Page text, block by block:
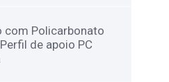
com Policarbonato
de apoio PC